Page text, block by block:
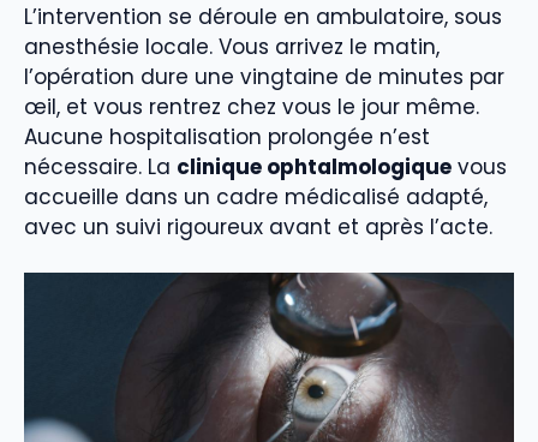
L’intervention se déroule en ambulatoire, sous
anesthésie locale. Vous arrivez le matin,
l’opération dure une vingtaine de minutes par
œil, et vous rentrez chez vous le jour même.
Aucune hospitalisation prolongée n’est
nécessaire. La clinique ophtalmologique vous
accueille dans un cadre médicalisé adapté,
avec un suivi rigoureux avant et après l’acte.